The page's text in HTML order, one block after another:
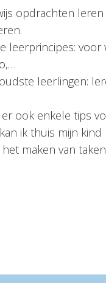
opdrachten leren
leerprincipes: voor
leerlingen:
ook enkele tips
ik thuis mijn kind
maken van